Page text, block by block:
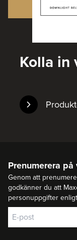
Kolla in
Prenumerera
Genom att
godkänner du att
personuppgifter